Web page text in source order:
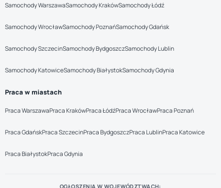
Samochody WarszawaSamochody KrakówSamochody Łódź
Samochody WrocławSamochody PoznańSamochody Gdańsk
Samochody SzczecinSamochody BydgoszczSamochody Lublin
Samochody KatowiceSamochody BiałystokSamochody Gdynia
Praca w miastach
Praca WarszawaPraca KrakówPraca ŁódźPraca WrocławPraca Poznań
Praca GdańskPraca SzczecinPraca BydgoszczPraca LublinPraca Katowice
Praca BiałystokPraca Gdynia
OGŁOSZENIA W WOJEWÓDZTWACH: